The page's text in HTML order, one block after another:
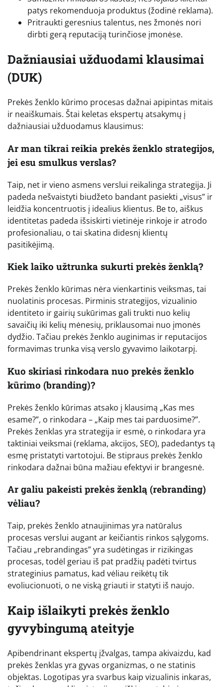
patys rekomenduoja produktus (žodinė reklama).
Pritraukti geresnius talentus, nes žmonės nori
dirbti gerą reputaciją turinčiose įmonėse.
Dažniausiai užduodami klausimai
(DUK)
Prekės ženklo kūrimo procesas dažnai apipintas mitais
ir neaiškumais. Štai keletas ekspertų atsakymų į
dažniausiai užduodamus klausimus:
Ar man tikrai reikia prekės ženklo strategijos,
jei esu smulkus verslas?
Taip, net ir vieno asmens verslui reikalinga strategija. Ji
padeda nešvaistyti biudžeto bandant pasiekti „visus” ir
leidžia koncentruotis į idealius klientus. Be to, aiškus
identitetas padeda išsiskirti vietinėje rinkoje ir atrodo
profesionaliau, o tai skatina didesnį klientų
pasitikėjimą.
Kiek laiko užtrunka sukurti prekės ženklą?
Prekės ženklo kūrimas nėra vienkartinis veiksmas, tai
nuolatinis procesas. Pirminis strategijos, vizualinio
identiteto ir gairių sukūrimas gali trukti nuo kelių
savaičių iki kelių mėnesių, priklausomai nuo įmonės
dydžio. Tačiau prekės ženklo auginimas ir reputacijos
formavimas trunka visą verslo gyvavimo laikotarpį.
Kuo skiriasi rinkodara nuo prekės ženklo
kūrimo (branding)?
Prekės ženklo kūrimas atsako į klausimą „Kas mes
esame?”, o rinkodara – „Kaip mes tai parduosime?”.
Prekės ženklas yra strategija ir esmė, o rinkodara yra
taktiniai veiksmai (reklama, akcijos, SEO), padedantys tą
esmę pristatyti vartotojui. Be stipraus prekės ženklo
rinkodara dažnai būna mažiau efektyvi ir brangesnė.
Ar galiu pakeisti prekės ženklą (rebranding)
vėliau?
Taip, prekės ženklo atnaujinimas yra natūralus
procesas verslui augant ar keičiantis rinkos sąlygoms.
Tačiau „rebrandingas” yra sudėtingas ir rizikingas
procesas, todėl geriau iš pat pradžių padėti tvirtus
strateginius pamatus, kad vėliau reikėtų tik
evoliucionuoti, o ne viską griauti ir statyti iš naujo.
Kaip išlaikyti prekės ženklo
gyvybingumą ateityje
Apibendrinant ekspertų įžvalgas, tampa akivaizdu, kad
prekės ženklas yra gyvas organizmas, o ne statinis
objektas. Logotipas yra svarbus kaip vizualinis inkaras,